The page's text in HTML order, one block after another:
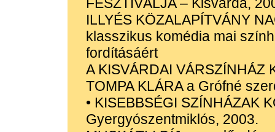
ILLYÉS KÖZALAPÍTVÁNY
klasszikus komédia mai
fordításáért
A KISVÁRDAI VÁRSZÍNHÁZ
TOMPA KLÁRA a Grófné
• KISEBBSÉGI SZÍNHÁZAK
Gyergyószentmiklós, 2003.